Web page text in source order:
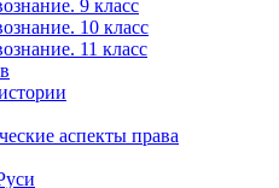
9 класс
10 класс
11 класс
аспекты права